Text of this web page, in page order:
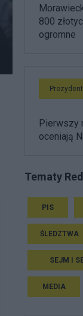
800
ogromne
Prezydent
Pierwszy
oceniają
Tematy
PIS
ŚLEDZTWA
SEJM I
MEDIA